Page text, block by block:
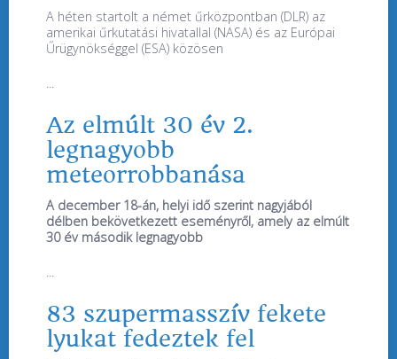
A héten startolt a német űrközpontban (DLR) az
amerikai űrkutatási hivatallal (NASA) és az Európai
Űrügynökséggel (ESA) közösen
Az elmúlt 30 év 2.
legnagyobb
meteorrobbanása
A december 18-án, helyi idő szerint nagyjából
délben bekövetkezett eseményről, amely az elmúlt
30 év második legnagyobb
83 szupermasszív fekete
lyukat fedeztek fel